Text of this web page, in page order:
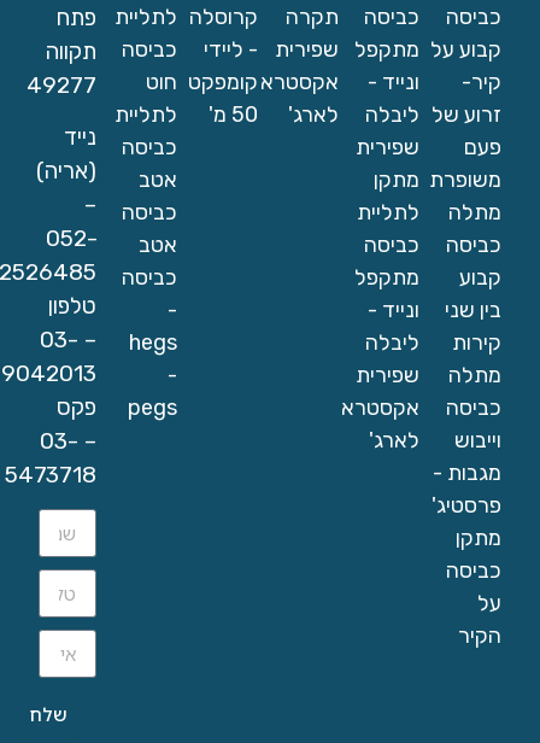
כביסה
קבוע על
קיר-
זרוע של
פעם
משופרת
מתלה
כביסה
קבוע
בין שני
קירות
מתלה
כביסה
וייבוש
מגבות -
פרסטיג'
מתקן
כביסה
על
הקיר
כביסה
מתקפל
ונייד -
ליבלה
שפירית
מתקן
לתליית
כביסה
מתקפל
ונייד -
ליבלה
שפירית
אקסטרא
לארג'
תקרה
שפירית
אקסטרא
לארג'
קרוסלה
- ליידי
קומפקט
50 מ'
לתליית
כביסה
חוט
לתליית
כביסה
אטב
כביסה
אטב
כביסה
-
hegs
-
pegs
פתח
תקווה
49277
נייד
(אריה)
–
052-
2526485
טלפון
– 03-
9042013
פקס
– 03-
5473718
שלח